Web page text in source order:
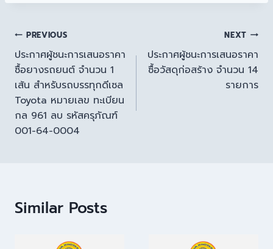
PREVIOUS
ประกาศผู้ชนะการเสนอราคา
ซื้อยางรถยนต์ จำนวน 1
เส้น สำหรับรถบรรทุกดีเซล
Toyota หมายเลข ทะเบียน
กล 961 ลบ รหัสครุภัณฑ์
001-64-0004
NEXT
ประกาศผู้ชนะการเสนอราคา
ซื้อวัสดุก่อสร้าง จำนวน 14
รายการ
Similar Posts